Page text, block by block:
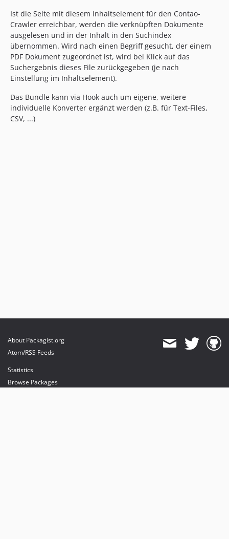
Ist die Seite mit diesem Inhaltselement für den Contao-
Crawler erreichbar, werden die verknüpften Dokumente
ausgelesen und in der Inhalt in den Suchindex
übernommen. Wird nach einen Begriff gesucht, der einem
PDF Dokument zugeordnet ist, wird bei Klick auf das
Suchergebnis dieses File zurückgegeben (je nach
Einstellung im Inhaltselement).
Das Bundle kann via Hook auch um eigene, weitere
individuelle Konverter ergänzt werden (z.B. für Text-Files,
CSV, ...)
About Packagist.org
Atom/RSS Feeds
Statistics
Browse Packages